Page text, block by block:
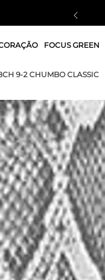
FOCUS GREEN
9-2 CHUMBO CLASSIC